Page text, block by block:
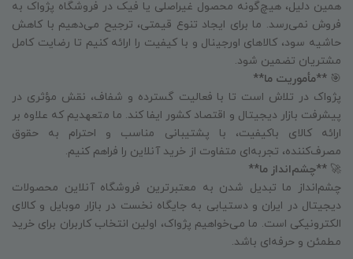
همین دلیل، هیچ‌گونه محصول غیراصلی یا فیک در فروشگاه پژواک به
فروش نمی‌رسد. ما برای ایجاد تنوع قیمتی، ترجیح می‌دهیم با کاهش
حاشیه سود، کالاهای اورجینال و با کیفیت را ارائه کنیم تا رضایت کامل
مشتریان تضمین شود.
🎯 **مأموریت ما**
پژواک در تلاش است تا با فعالیت گسترده و شفاف، نقش مؤثری در
پیشرفت بازار دیجیتال و اقتصاد کشور ایفا کند. ما متعهدیم که علاوه بر
ارائه کالای باکیفیت، با پشتیبانی مناسب و احترام به حقوق
مصرف‌کننده، تجربه‌ای متفاوت از خرید آنلاین را فراهم کنیم.
🚀 **چشم‌انداز ما**
چشم‌انداز ما تبدیل شدن به معتبرترین فروشگاه آنلاین محصولات
دیجیتال در ایران و دستیابی به جایگاه نخست در بازار موبایل و کالای
الکترونیکی است. ما می‌خواهیم پژواک، اولین انتخاب کاربران برای خرید
مطمئن و حرفه‌ای باشد.